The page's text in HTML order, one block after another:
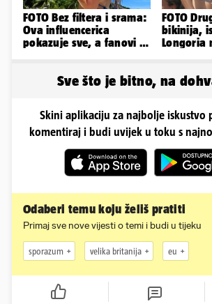
FOTO Bez filtera i srama:
Ova influencerica
pokazuje sve, a fanovi je
FOTO
bikinija,
Longoria
Sve što je bitno, na
Skini aplikaciju za najbolje iskustvo
komentiraj i budi uvijek u toku s
Odaberi temu koju želiš pratiti
Primaj sve nove vijesti o temi i budi u tijeku
sporazum velika britanija eu